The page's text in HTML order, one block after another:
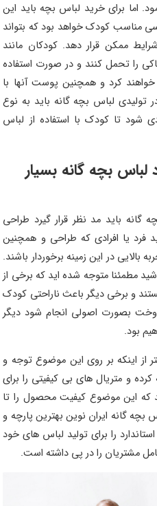
اما برای خرید لباس بچه باید این
مناسب کودک خواهد بود که بتواند
ممکن قرار دهد. کودکان مانند
را تحمل کنند و در صورت استفاده
کرد و همچنین پوست آنها با
لباس بچه گانه باید به نوع
شود تا کودک با استفاده از لباس
لباس بچه گانه بسیار
گانه باید مد نظر قرار گیرد طراحی
فرد یا افرادی که طراحی و همچنین
بالایی در این زمینه برخوردار باشند.
مطمئنا متوجه شده اید که برخی از
و برخی دیگر باعث ناراحتی کودک
بصورت اصولی انجام شود دیگر
بود.
از اینکه بر روی این موضوع توجه و
و متریال های بی کیفیتی را برای
که این موضوع کیفیت محصول را تا
گانه ایران نوین بهترین پارچه و
را برای تولید لباس های خود
مشتریان را در پی داشته است.